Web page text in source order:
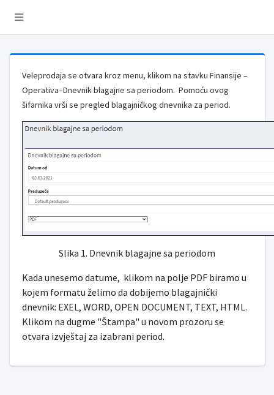
Veleprodaja se otvara kroz menu, klikom na stavku Finansije –
Operativa–Dnevnik blagajne sa periodom. Pomoću ovog
šifarnika vrši se pregled blagajničkog dnevnika za period.
Slika 1. Dnevnik blagajne sa periodom
Kada unesemo datume, klikom na polje PDF biramo u
kojem formatu želimo da dobijemo blagajnički
dnevnik: EXEL, WORD, OPEN DOCUMENT, TEXT, HTML.
Klikom na dugme "Štampa" u novom prozoru se
otvara izvještaj za izabrani period.